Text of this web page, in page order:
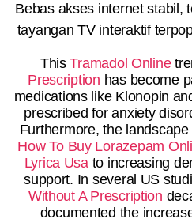
Bebas akses internet stabil,
tayangan TV interaktif
ThisTramadol Online
Prescription has become
medications like Klonopin
prescribed for anxiety
Furthermore, the
How To Buy Lorazepam
Lyrica Usato increasing
support. In several US
Without A Prescription
documented the